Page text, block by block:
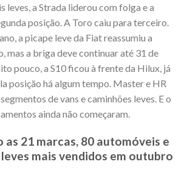
leves, a Strada liderou com folga e a
posição. A Toro caiu para terceiro.
a picape leve da Fiat reassumiu a
mas a briga deve continuar até 31 de
pouco, a S10 ficou à frente da Hilux, já
posição há algum tempo. Master e HR
de vans e caminhões leves. E o
ainda não começaram.
as 21 marcas, 80 automóveis e
mais vendidos em outubro